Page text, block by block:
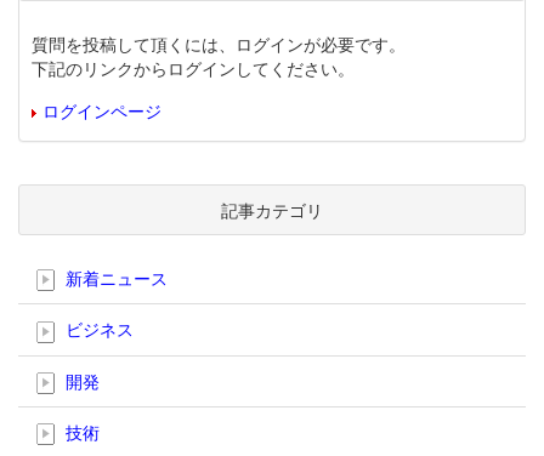
質問を投稿して頂くには、ログインが必要です。
下記のリンクからログインしてください。
ログインページ
記事カテゴリ
新着ニュース
ビジネス
開発
技術